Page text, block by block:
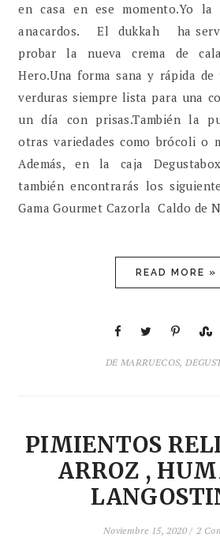
en casa en ese momento.Yo
anacardos. El dukkah ha
probar la nueva crema de
Hero.Una forma sana y rápida
verduras siempre lista para una
un día con prisas.También la
otras variedades como brócoli o
Además, en la caja
también encontrarás los
Gama Gourmet Cazorla Caldo de
READ MORE »
DE MARRUECOS,
PIMIENTOS
ARROZ ,
Noviembre 15, 2020 / 2